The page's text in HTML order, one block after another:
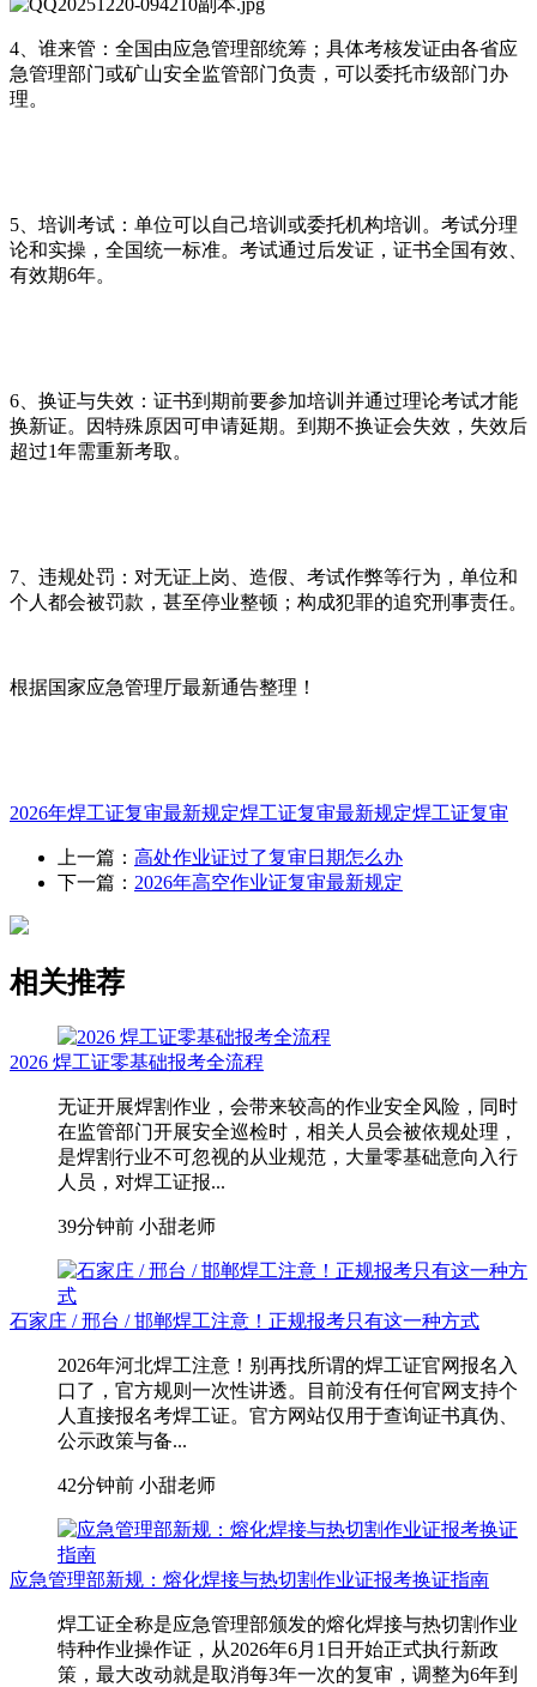
4、谁来管：全国由应急管理部统筹；具体考核发证由各省应
急管理部门或矿山安全监管部门负责，可以委托市级部门办
理。
5、培训考试：单位可以自己培训或委托机构培训。考试分理
论和实操，全国统一标准。考试通过后发证，证书全国有效、
有效期6年。
6、换证与失效：证书到期前要参加培训并通过理论考试才能
换新证。因特殊原因可申请延期。到期不换证会失效，失效后
超过1年需重新考取。
7、违规处罚：对无证上岗、造假、考试作弊等行为，单位和
个人都会被罚款，甚至停业整顿；构成犯罪的追究刑事责任。
根据国家应急管理厅最新通告整理！
2026年焊工证复审最新规定焊工证复审最新规定焊工证复审
上一篇： 高处作业证过了复审日期怎么办
下一篇： 2026年高空作业证复审最新规定
相关推荐
2026 焊工证零基础报考全流程
无证开展焊割作业，会带来较高的作业安全风险，同时
在监管部门开展安全巡检时，相关人员会被依规处理，
是焊割行业不可忽视的从业规范，大量零基础意向入行
人员，对焊工证报...
39分钟前 小甜老师
石家庄 / 邢台 / 邯郸焊工注意！正规报考只有这一种方式
2026年河北焊工注意！别再找所谓的焊工证官网报名入
口了，官方规则一次性讲透。目前没有任何官网支持个
人直接报名考焊工证。官方网站仅用于查询证书真伪、
公示政策与备...
42分钟前 小甜老师
应急管理部新规：熔化焊接与热切割作业证报考换证指南
焊工证全称是应急管理部颁发的熔化焊接与热切割作业
特种作业操作证，从2026年6月1日开始正式执行新政
策，最大改动就是取消每3年一次的复审，调整为6年到